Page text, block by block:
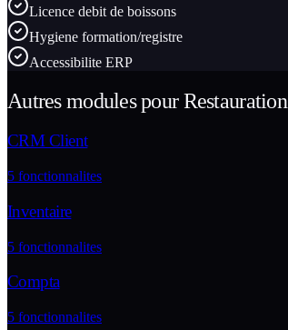
Licence debit de boissons
Hygiene formation/registre
Accessibilite ERP
Autres modules pourRestauration
CRM Client
5 fonctionnalites
Inventaire
5 fonctionnalites
Compta
5 fonctionnalites